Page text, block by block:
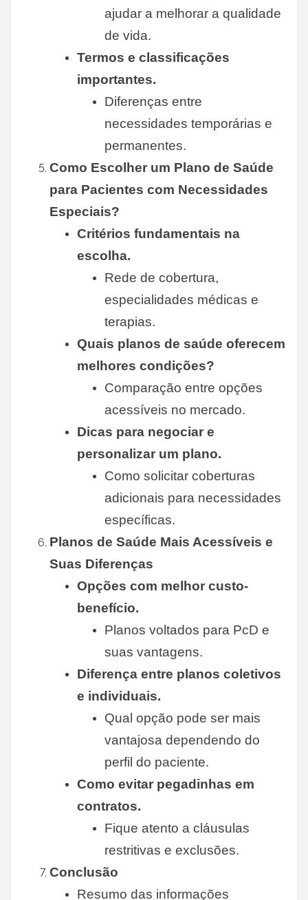
ajudar a melhorar a qualidade
de vida.
Termos e classificações
importantes.
Diferenças entre
necessidades temporárias e
permanentes.
Como Escolher um Plano de Saúde
para Pacientes com Necessidades
Especiais?
Critérios fundamentais na
escolha.
Rede de cobertura,
especialidades médicas e
terapias.
Quais planos de saúde oferecem
melhores condições?
Comparação entre opções
acessíveis no mercado.
Dicas para negociar e
personalizar um plano.
Como solicitar coberturas
adicionais para necessidades
específicas.
Planos de Saúde Mais Acessíveis e
Suas Diferenças
Opções com melhor custo-
benefício.
Planos voltados para PcD e
suas vantagens.
Diferença entre planos coletivos
e individuais.
Qual opção pode ser mais
vantajosa dependendo do
perfil do paciente.
Como evitar pegadinhas em
contratos.
Fique atento a cláusulas
restritivas e exclusões.
Conclusão
Resumo das informações